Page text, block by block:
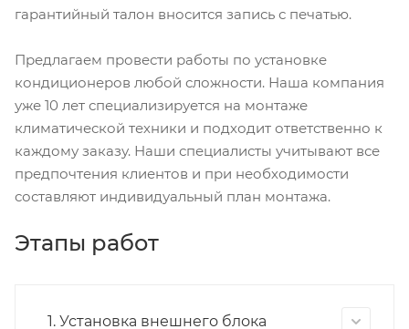
гарантийный талон вносится запись с печатью.
Предлагаем провести работы по установке
кондиционеров любой сложности. Наша компания
уже 10 лет специализируется на монтаже
климатической техники и подходит ответственно к
каждому заказу. Наши специалисты учитывают все
предпочтения клиентов и при необходимости
составляют индивидуальный план монтажа.
Этапы работ
1. Установка внешнего блока